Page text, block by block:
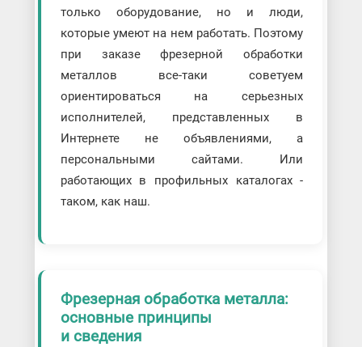
только оборудование, но и люди,
которые умеют на нем работать. Поэтому
при заказе фрезерной обработки
металлов все-таки советуем
ориентироваться на серьезных
исполнителей, представленных в
Интернете не объявлениями, а
персональными сайтами. Или
работающих в профильных каталогах -
таком, как наш.
Фрезерная обработка металла:
основные принципы
и сведения